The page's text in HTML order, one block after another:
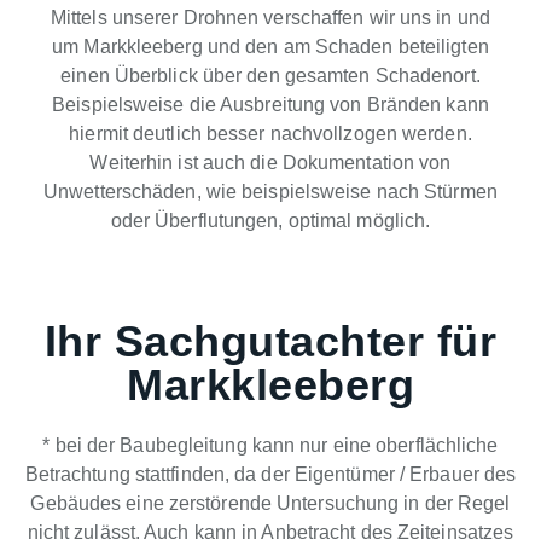
Mittels unserer Drohnen verschaffen wir uns in und
um Markkleeberg und den am Schaden beteiligten
einen Überblick über den gesamten Schadenort.
Beispielsweise die Ausbreitung von Bränden kann
hiermit deutlich besser nachvollzogen werden.
Weiterhin ist auch die Dokumentation von
Unwetterschäden, wie beispielsweise nach Stürmen
oder Überflutungen, optimal möglich.
Ihr Sachgutachter für
Markkleeberg
* bei der Baubegleitung kann nur eine oberflächliche
Betrachtung stattfinden, da der Eigentümer / Erbauer des
Gebäudes eine zerstörende Untersuchung in der Regel
nicht zulässt. Auch kann in Anbetracht des Zeiteinsatzes